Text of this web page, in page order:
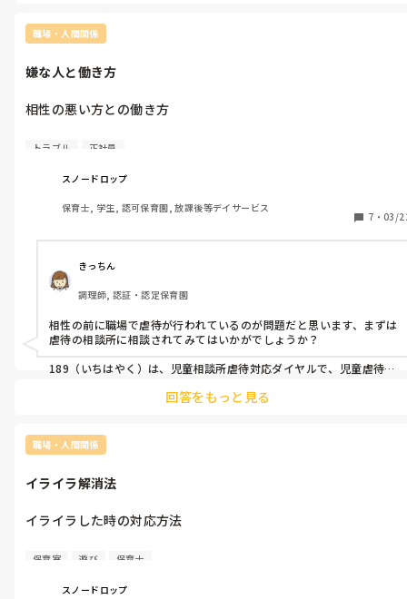
それか、手術と言われました😨
痛い時には貼ってます💧
あと言われた事は、筋肉が減っていく事も影響があるとか。
なので、ストレッチをするといいと言われましたが…
ですけど、やってません😆
お互い、少しでも痛みが減るといいですね。
職場・人間関係
嫌な人と働き方
相性の悪い方との働き方
子どもを殴る乱暴な支援者と働いています。
でしまいました。
です。
最近は違う職場を探しています。
何かいいアイデアありますか…？
トラブル 正社員
スノードロップ
保育士, 学生, 認可保育園, 放課後等デイサービス
7 ・ 03/
きっちん
調理師, 認証・認定保育園
相性の前に職場で虐待が行われているのが問題だと思います、まずは
虐待の相談所に相談されてみてはいかがでしょうか？
189（いちはやく）は、児童相談所虐待対応ダイヤルで、児童虐待が
子どもたちのためにも、勇気を出して電話をかけて欲しいです。
回答をもっと見る
職場・人間関係
イライラ解消法
イライラした時の対応方法
保育士を３年ほど続けています。
が、最近園で「子どもが部屋を走ったり、棚にのったり物を叩い
保育室 遊び 保育士
スノードロップ